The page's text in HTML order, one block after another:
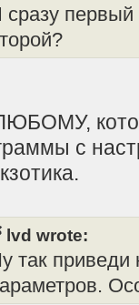
сразу первый
с
lvd wrote:
так приведи